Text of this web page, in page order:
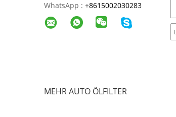
WhatsApp : +8615002030283
MEHR AUTO ÖLFILTER